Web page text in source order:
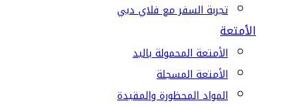
تجربة السفر مع فلاي دبي
الأمتعة
الأمتعة المحمولة باليد
الأمتعة المسجلة
المواد المحظورة والمقيدة